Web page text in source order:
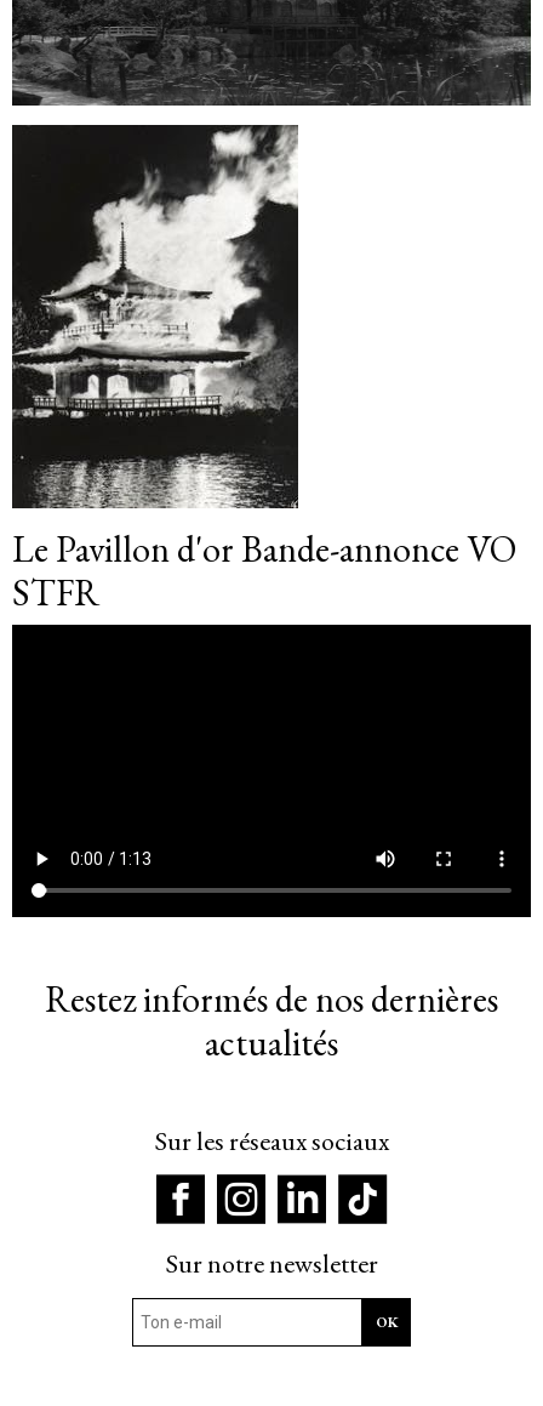
Le Pavillon d'or Bande-annonce VO
STFR
Restez informés de nos dernières
actualités
Sur les réseaux sociaux
Sur notre newsletter